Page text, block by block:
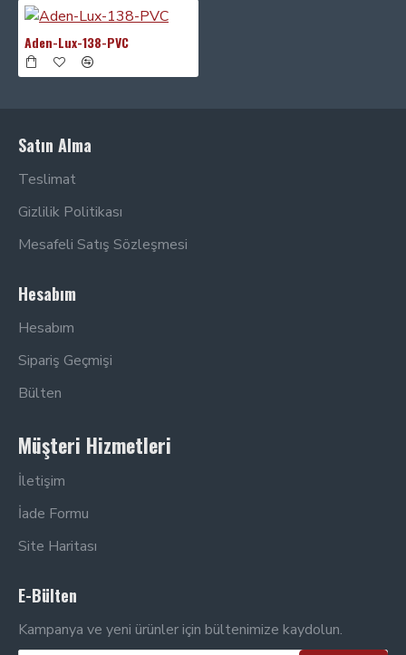
Aden-Lux-138-PVC
Satın Alma
Teslimat
Gizlilik Politikası
Mesafeli Satış Sözleşmesi
Hesabım
Hesabım
Sipariş Geçmişi
Bülten
Müşteri Hizmetleri
İletişim
İade Formu
Site Haritası
E-Bülten
Kampanya ve yeni ürünler için bültenimize kaydolun.